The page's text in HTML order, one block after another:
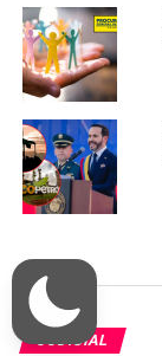
JUDICIAL